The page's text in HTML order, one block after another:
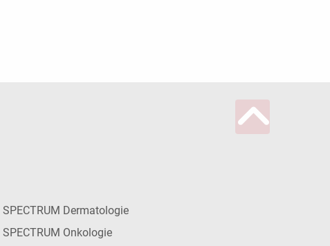
SPECTRUM Dermatologie
SPECTRUM Onkologie